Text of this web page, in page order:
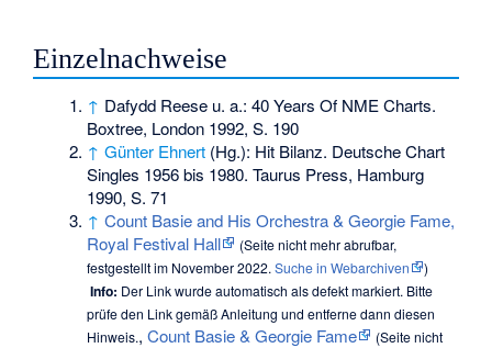
Einzelnachweise
↑ Dafydd Reese u. a.: 40 Years Of NME Charts.
Boxtree, London 1992, S. 190
↑ Günter Ehnert (Hg.): Hit Bilanz. Deutsche Chart
Singles 1956 bis 1980. Taurus Press, Hamburg
1990, S. 71
↑ Count Basie and His Orchestra & Georgie Fame,
Royal Festival Hall
(Seite nicht mehr abrufbar,
festgestellt im November 2022.Suche in Webarchiven )
Info: Der Link wurde automatisch als defekt markiert. Bitte
prüfe den Link gemäßAnleitung und entferne dann diesen
Hinweis.,Count Basie & Georgie Fame (Seite nicht